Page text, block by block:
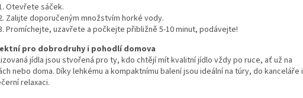
Otevřete sáček.
Zalijte doporučeným množstvím horké vody.
Promíchejte, uzavřete a počkejte přibližně 5-10 minut, podávejte!
pro dobrodruhy i pohodlí domova
jídla jsou stvořená pro ty, kdo chtějí mít kvalitní jídlo vždy po ruce, ať už na
nebo doma. Díky lehkému a kompaktnímu balení jsou ideální na túry, do kanceláře i
relaxaci.